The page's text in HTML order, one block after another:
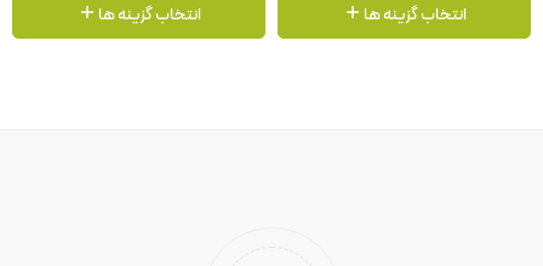
انتخاب گزینه ها انتخاب گزینه ها